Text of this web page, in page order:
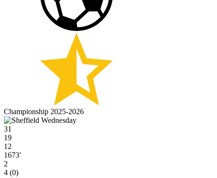
Championship 2025-2026
31
19
12
1673′
2
4 (0)